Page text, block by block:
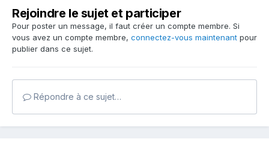
Rejoindre le sujet et participer
Pour poster un message, il faut créer un compte membre. Si
vous avez un compte membre, connectez-vous maintenant pour
publier dans ce sujet.
Répondre à ce sujet…